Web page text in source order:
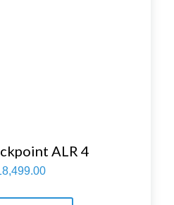
ALR 4